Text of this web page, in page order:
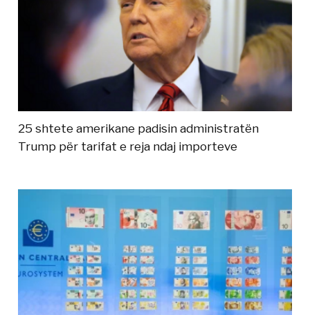
25 shtete amerikane padisin administratën
Trump për tarifat e reja ndaj importeve